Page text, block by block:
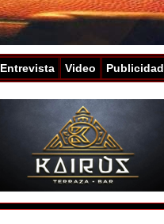
Entrevista Video Publicidad